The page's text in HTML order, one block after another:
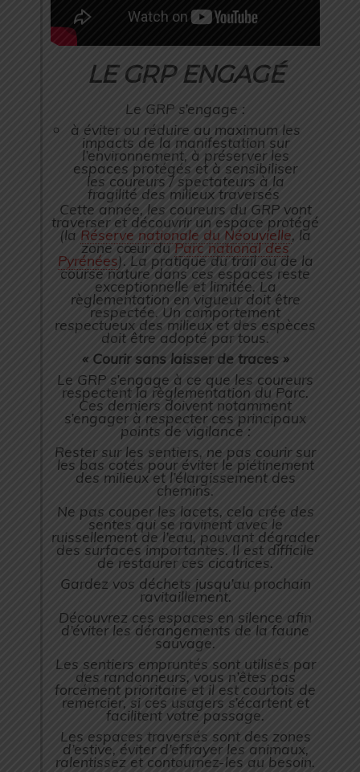
LE GRP ENGAGÉ
Le GRP s’engage :
à éviter ou réduire au maximum les
impacts de la manifestation sur
l’environnement, à préserver les
espaces protégés et à sensibiliser
les coureurs / spectateurs à la
fragilité des milieux traversés
Cette année, les coureurs du GRP vont
traverser et découvrir un espace protégé
(la Réserve nationale du Néouvielle, la
zone cœur duParc national des
Pyrénées). La pratique du trail ou de la
course nature dans ces espaces reste
exceptionnelle et limitée. La
règlementation en vigueur doit être
respectée. Un comportement
respectueux des milieux et des espèces
doit être adopté par tous.
« Courir sans laisser de traces »
Le GRP s’engage à ce que les coureurs
respectent la règlementation du Parc.
Ces derniers doivent notamment
s’engager à respecter ces principaux
points de vigilance :
Rester sur les sentiers, ne pas courir sur
les bas cotés pour éviter le piétinement
des milieux et l’élargissement des
chemins.
Ne pas couper les lacets, cela crée des
sentes qui se ravinent avec le
ruissellement de l’eau, pouvant dégrader
des surfaces importantes. Il est difficile
de restaurer ces cicatrices.
Gardez vos déchets jusqu’au prochain
ravitaillement.
Découvrez ces espaces en silence afin
d’éviter les dérangements de la faune
sauvage.
Les sentiers empruntés sont utilisés par
des randonneurs, vous n’êtes pas
forcément prioritaire et il est courtois de
remercier, si ces usagers s’écartent et
facilitent votre passage.
Les espaces traversés sont des zones
d’estive, éviter d’effrayer les animaux,
ralentissez et contournez-les au besoin.